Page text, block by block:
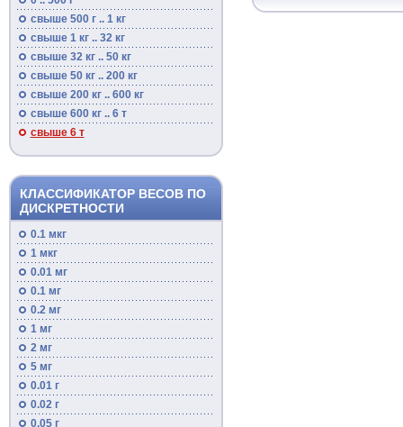
свыше 500 г .. 1 кг
свыше 1 кг .. 32 кг
свыше 32 кг .. 50 кг
свыше 50 кг .. 200 кг
свыше 200 кг .. 600 кг
свыше 600 кг .. 6 т
свыше 6 т
КЛАССИФИКАТОР ВЕСОВ ПО
ДИСКРЕТНОСТИ
0.1 мкг
1 мкг
0.01 мг
0.1 мг
0.2 мг
1 мг
2 мг
5 мг
0.01 г
0.02 г
0.05 г